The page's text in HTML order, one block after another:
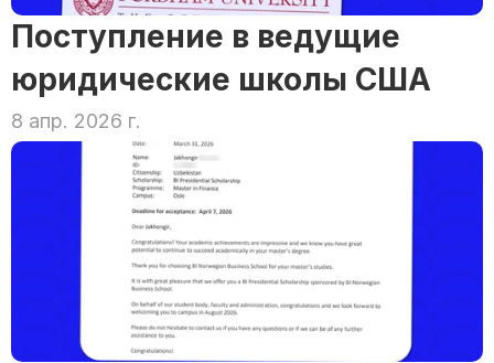
Поступление в ведущие
юридические школы США
8 апр. 2026 г.